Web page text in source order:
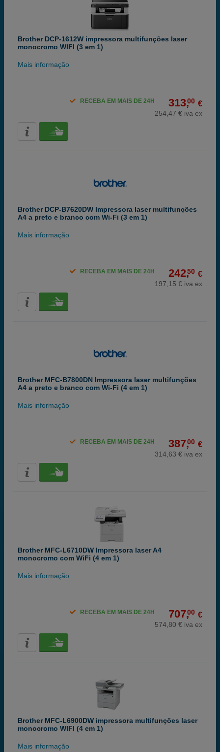
Brother DCP-1612W impressora multifunções laser
monocromo WIFI (3 em 1)
Mais informação
313,00 €
254,47 € iva ex
RECEBA EM MAIS DE 24H
Brother DCP-B7620DW Impressora laser multifunções
A4 a preto e branco com Wi-Fi (3 em 1)
Mais informação
242,50 €
197,15 € iva ex
RECEBA EM MAIS DE 24H
Brother MFC-B7800DN Impressora laser multifunções
A4 a preto e branco com Wi-Fi (4 em 1)
Mais informação
387,00 €
314,63 € iva ex
RECEBA EM MAIS DE 24H
Brother MFC-L6710DW Impressora laser A4
monocromo com WiFi (4 em 1)
Mais informação
707,00 €
574,80 € iva ex
RECEBA EM MAIS DE 24H
Brother MFC-L6900DW impressora multifunções laser
monocromo WIFI (4 em 1)
Mais informação